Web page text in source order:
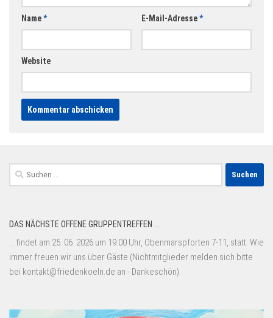
Name* E-Mail-Adresse*
Website
Suchen
nach:
DAS NÄCHSTE OFFENE GRUPPENTREFFEN ...
... findet am 25. 06. 2026 um 19:00 Uhr, Obenmarspforten 7-11, statt. Wie
immer freuen wir uns über Gäste (Nichtmitglieder melden sich bitte
bei kontakt@friedenkoeln.de an - Dankeschön).